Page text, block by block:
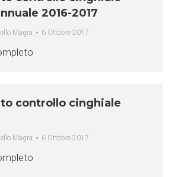
testo
2016-2017
Magra 6 Ottobre 2017
controllo cinghiale
Magra 6 Ottobre 2017